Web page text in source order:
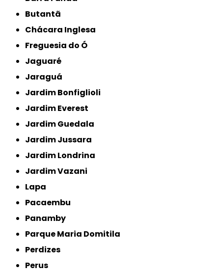
Butantã
Chácara Inglesa
Freguesia do Ó
Jaguaré
Jaraguá
Jardim Bonfiglioli
Jardim Everest
Jardim Guedala
Jardim Jussara
Jardim Londrina
Jardim Vazani
Lapa
Pacaembu
Panamby
Parque Maria Domitila
Perdizes
Perus